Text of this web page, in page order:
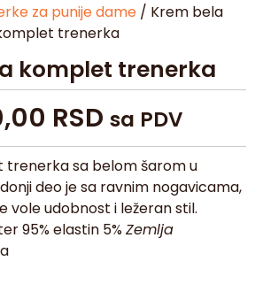
za punije dame / Krem bela
trenerka
komplet trenerka
RSD sa PDV
trenerka sa belom šarom u
deo je sa ravnim nogavicama,
vole udobnost i ležeran stil.
95% elastin 5%Zemlja